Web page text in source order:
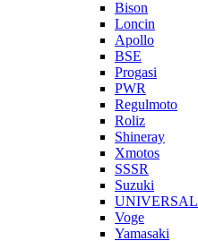
Bison
Loncin
Apollo
BSE
Progasi
PWR
Regulmoto
Roliz
Shineray
Xmotos
SSSR
Suzuki
UNIVERSAL
Voge
Yamasaki